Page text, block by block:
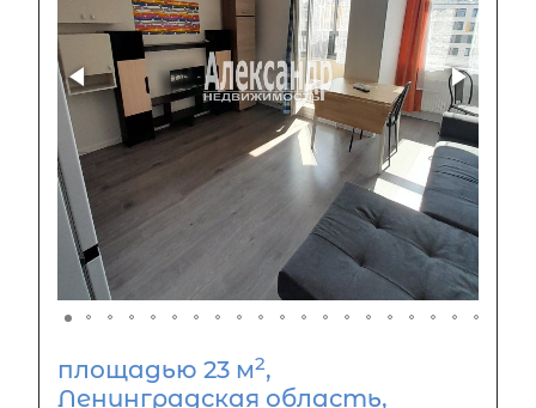
площадью 23 м2,
Ленинградская область,